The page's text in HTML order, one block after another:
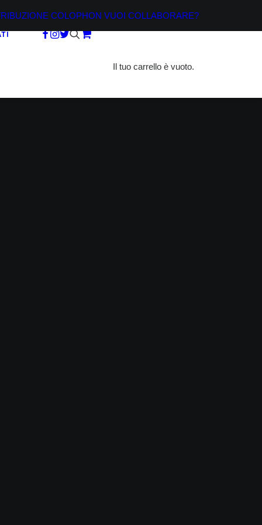
COLOPHON VUOI COLLABORARE?
Il tuo carrello è vuoto.